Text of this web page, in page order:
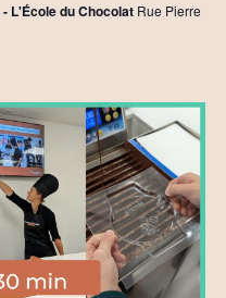
L'École du Chocolat Rue Pierre